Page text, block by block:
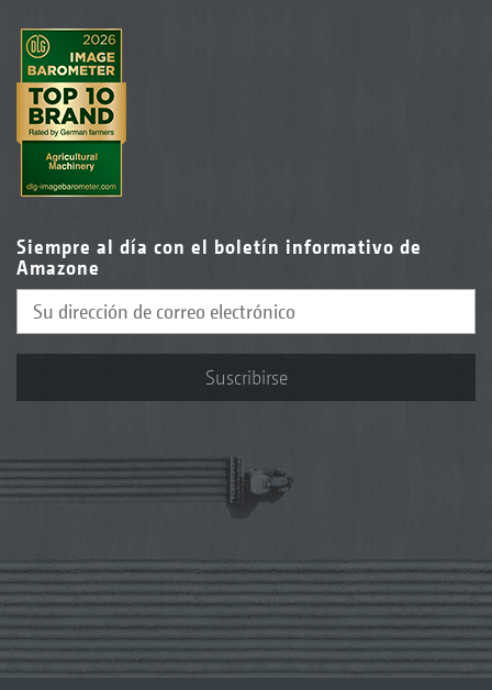
Siempre al día con el boletín informativo de
Amazone
Suscribirse